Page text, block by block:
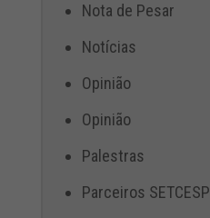
Nota de Pesar
Notícias
Opinião
Opinião
Palestras
Parceiros SETCESP